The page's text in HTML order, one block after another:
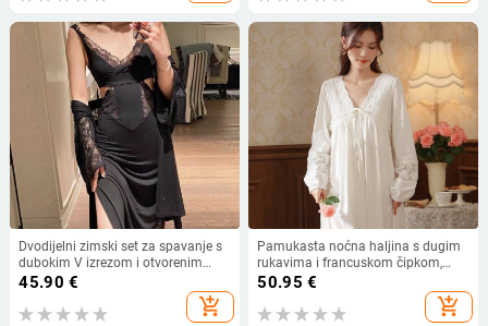
Dvodijelni zimski set za spavanje s
dubokim V izrezom i otvorenim
leđima, uskim krojem, modalni
45.90 €
add_shopping_cart
Pamukasta noćna haljina s dugim
rukavima i francuskom čipkom,
duga do poda, V-izrez,
odijevanje, može se nositi i izvan
50.95 €
add_shopping_cart